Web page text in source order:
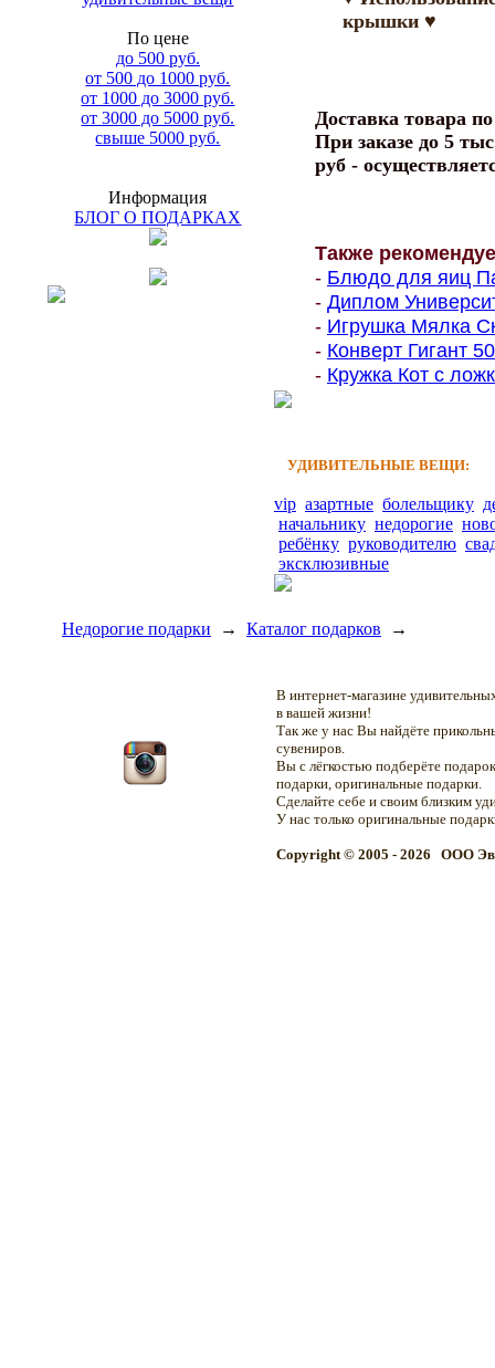
По цене
до 500 руб.
от 500 до 1000 руб.
от 1000 до 3000 руб.
от 3000 до 5000 руб.
свыше 5000 руб.
Информация
БЛОГ О ПОДАРКАХ
крышки ♥
Доставка товара
При заказе до 5
руб -
Также
- Блюдо для яиц
- Диплом
- Игрушка Мялка
- Конверт Гигант
- Кружка Кот с
УДИВИТЕЛЬНЫЕ ВЕЩИ:
vip азартные болельщику
начальнику недорогие
ребёнку руководителю
эксклюзивные
Недорогие подарки → Каталог подарков →
В интернет-магазине
в вашей жизни!
Так же у нас Вы найдёте
сувениров.
Вы с лёгкостью подберёте
подарки, оригинальные подарки.
Сделайте себе и своим близким
У нас только оригинальные
Copyright © 2005 - 2026 OOO